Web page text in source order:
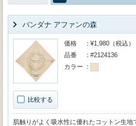
バンダナ アファンの森
比較する
価格
¥1,980（税込）
品番
#2124136
カラー
肌触りがよく吸水性に優れたコットン生地